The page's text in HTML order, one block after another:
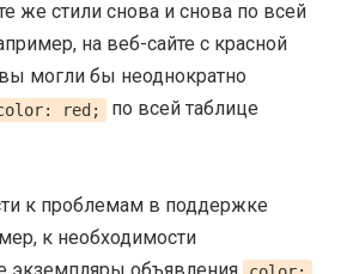
же стили снова и снова по всей
на веб-сайте с красной
могли бы неоднократно
red;
по всей таблице
к проблемам в поддержке
к необходимости